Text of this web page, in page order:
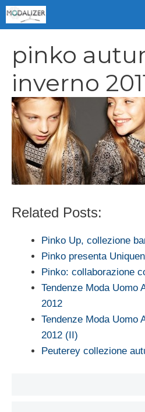
Vai
al
pinko
inverno
Related Posts:
Pinko Up, collezione
Pinko presenta
Pinko: collaborazione
Tendenze Moda Uomo
2012
Tendenze Moda Uomo
2012 (II)
Peuterey collezione